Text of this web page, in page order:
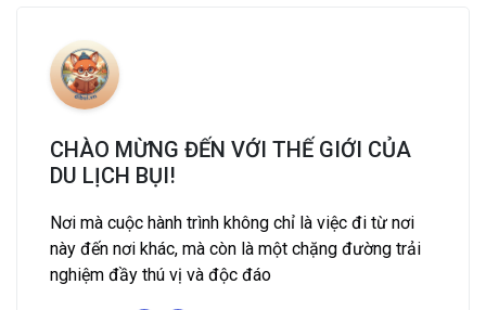
CHÀO MỪNG ĐẾN VỚI THẾ GIỚI CỦA
DU LỊCH BỤI!
Nơi mà cuộc hành trình không chỉ là việc đi từ nơi
này đến nơi khác, mà còn là một chặng đường trải
nghiệm đầy thú vị và độc đáo